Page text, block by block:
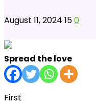
August 11, 2024 150
Spread the love
First